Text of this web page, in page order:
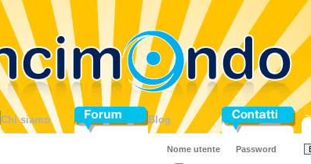
Chi siamo Forum Blog Contatti